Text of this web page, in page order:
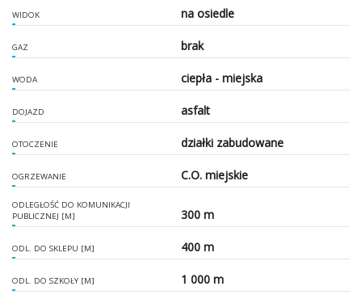
WIDOK na osiedle
GAZ brak
WODA ciepła - miejska
DOJAZD asfalt
OTOCZENIE działki zabudowane
OGRZEWANIE C.O. miejskie
ODLEGŁOŚĆ DO KOMUNIKACJI
PUBLICZNEJ [M]
300 m
ODL. DO SKLEPU [M] 400 m
ODL. DO SZKOŁY [M] 1 000 m